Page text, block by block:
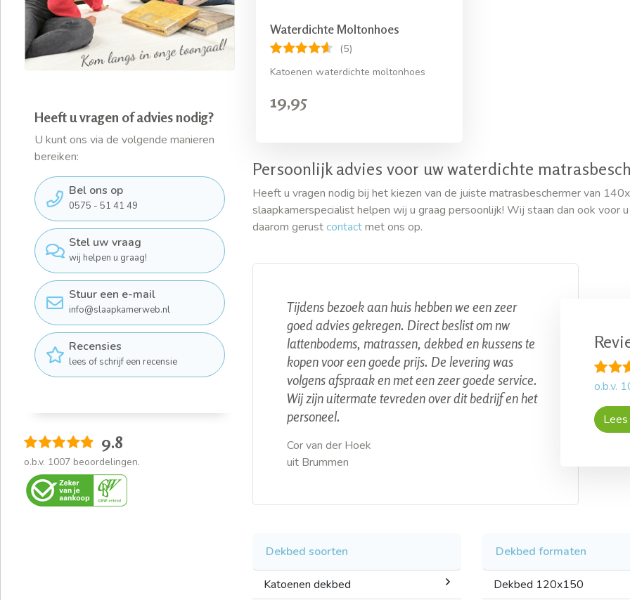
Heeft u vragen of advies nodig?
U kunt ons via de volgende manieren
bereiken:
Bel ons op
0575 - 51 41 49
Stel uw vraag
wij helpen u graag!
Stuur een e-mail
info@slaapkamerweb.nl
Recensies
lees of schrijf een recensie
9.8
o.b.v. 1007 beoordelingen.
Waterdichte Moltonhoes
(5)
Katoenen waterdichte moltonhoes
19,95
Persoonlijk advies voor uw waterdichte
Heeft u vragen nodig bij het kiezen van de juiste matrasbeschermer van
slaapkamerspecialist helpen wij u graag persoonlijk! Wij staan dan ook voor
daarom gerustcontactmet ons op.
Tijdens bezoek aan huis hebben we een zeer
goed advies gekregen. Direct beslist om nw
lattenbodems, matrassen, dekbed en kussens te
kopen voor een goede prijs. De levering was
volgens afspraak en met een zeer goede service.
Wij zijn uitermate tevreden over dit bedrijf en het
personeel.
Cor van der Hoek
uit Brummen
o.b.v.
Dekbed soorten
Katoenen dekbed
Dekbed formaten
Dekbed 120x150